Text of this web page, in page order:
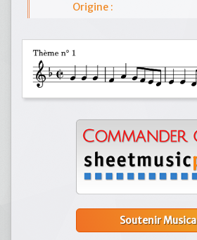
Origine :
Soutenir Musica